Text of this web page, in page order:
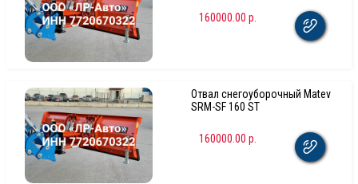
160000.00 р.
Отвал снегоуборочный Matev
SRM-SF 160 ST
160000.00 р.